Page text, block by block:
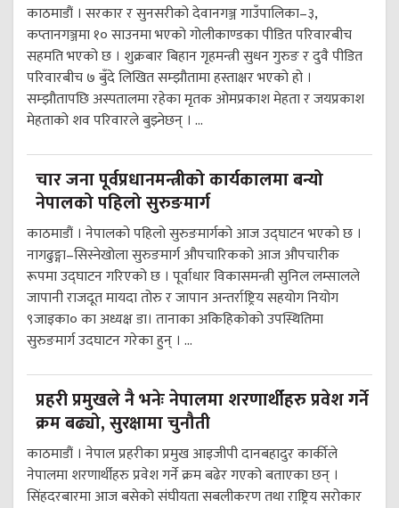
काठमाडौं । सरकार र सुनसरीको देवानगञ्ज गाउँपालिका–३,
कप्तानगञ्जमा १० साउनमा भएको गोलीकाण्डका पीडित परिवारबीच
सहमति भएको छ । शुक्रबार बिहान गृहमन्त्री सुधन गुरुङ र दुवै पीडित
परिवारबीच ७ बुँदे लिखित सम्झौतामा हस्ताक्षर भएको हो ।
सम्झौतापछि अस्पतालमा रहेका मृतक ओमप्रकाश मेहता र जयप्रकाश
मेहताको शव परिवारले बुझ्नेछन् । ...
चार जना पूर्वप्रधानमन्त्रीको कार्यकालमा बन्यो
नेपालको पहिलो सुरुङमार्ग
काठमाडौं । नेपालको पहिलो सुरुङमार्गको आज उद्घाटन भएको छ ।
नागढुङ्गा–सिस्नेखोला सुरुङमार्ग औपचारिकको आज औपचारीक
रूपमा उद्घाटन गरिएको छ । पूर्वाधार विकासमन्त्री सुनिल लम्सालले
जापानी राजदूत मायदा तोरु र जापान अन्तर्राष्ट्रिय सहयोग नियोग
९जाइका० का अध्यक्ष डा। तानाका अकिहिकोको उपस्थितिमा
सुरुङमार्ग उदघाटन गरेका हुन् । ...
प्रहरी प्रमुखले नै भनेः नेपालमा शरणार्थीहरु प्रवेश गर्ने
क्रम बढ्यो, सुरक्षामा चुनौती
काठमाडौं । नेपाल प्रहरीका प्रमुख आइजीपी दानबहादुर कार्कीले
नेपालमा शरणार्थीहरु प्रवेश गर्ने क्रम बढेर गएको बताएका छन् ।
सिंहदरबारमा आज बसेको संघीयता सबलीकरण तथा राष्ट्रिय सरोकार